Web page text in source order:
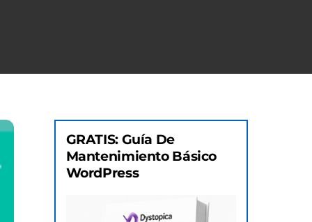
GRATIS: Guía De
Mantenimiento Básico
WordPress